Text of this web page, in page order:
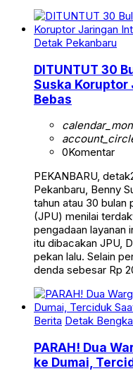
Detak Pekanbaru
DITUNTUT 30
Suska
Bebas
0Komentar
PEKANBARU,
Pekanbaru, Benny
tahun atau 30 bulan
(JPU) menilai
pengadaan layanan
itu dibacakan JPU,
pekan lalu. Selain
denda sebesar Rp
Berita Detak
PARAH! Dua
ke Dumai,